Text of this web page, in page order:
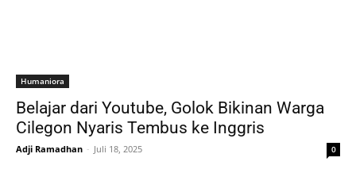
Humaniora
Belajar dari Youtube, Golok Bikinan Warga
Cilegon Nyaris Tembus ke Inggris
Adji Ramadhan - Juli 18, 2025 0